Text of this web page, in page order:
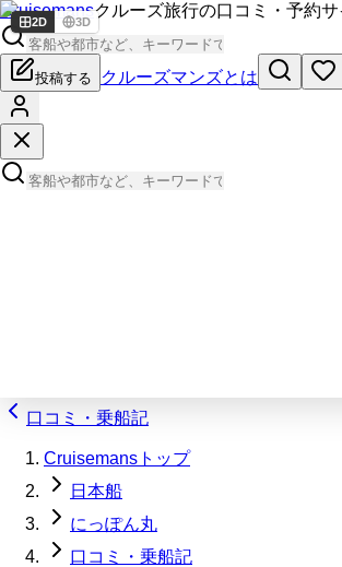
Cruisemansクルーズ旅行の口コミ・予約サ
投稿する クルーズマンズとは
口コミ・乗船記
Cruisemansトップ
日本船
にっぽん丸
口コミ・乗船記
2D 3D